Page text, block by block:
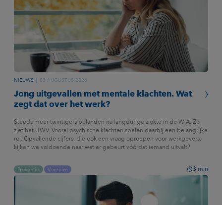
NIEUWS 03 AUGUSTUS 2026
Jong uitgevallen met mentale klachten. Wat
zegt dat over het werk?
Steeds meer twintigers belanden na langdurige ziekte in de WIA. Zo
ziet het UWV. Vooral psychische klachten spelen daarbij een belangrijke
rol. Opvallende cijfers, die ook een vraag oproepen voor werkgevers:
kijken we voldoende naar wat er gebeurt vóórdat iemand uitvalt?
Preventie Verzuim 3 min